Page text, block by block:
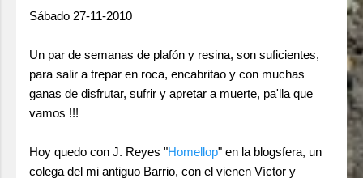
Sábado 27-11-2010
Un par de semanas de plafón y resina, son suficientes,
para salir a trepar en roca, encabritao y con muchas
ganas de disfrutar, sufrir y apretar a muerte, pa'lla que
vamos !!!
Hoy quedo con J. Reyes "Homellop" en la blogsfera, un
colega del mi antiguo Barrio, con el vienen Víctor y